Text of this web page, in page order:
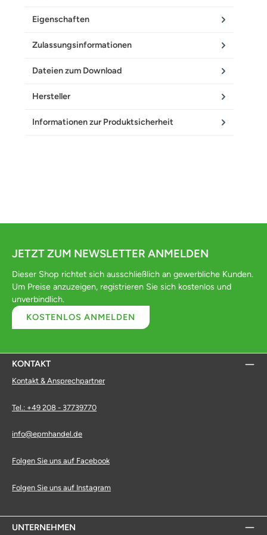
Eigenschaften
Zulassungsinformationen
Dateien zum Download
Hersteller
Informationen zur Produktsicherheit
JETZT ZUM NEWSLETTER ANMELDEN
Dieser Shop richtet sich ausschließlich an gewerbliche Kunden.
Um Preise anzuzeigen, registrieren Sie sich kostenlos und
unverbindlich.
KOSTENLOS ANMELDEN
KONTAKT
Kontakt & Ansprechpartner
Tel.: +49 208 - 37739770
info@epmhandel.de
Folgen Sie uns auf Facebook
Folgen Sie uns auf Instagram
UNTERNEHMEN